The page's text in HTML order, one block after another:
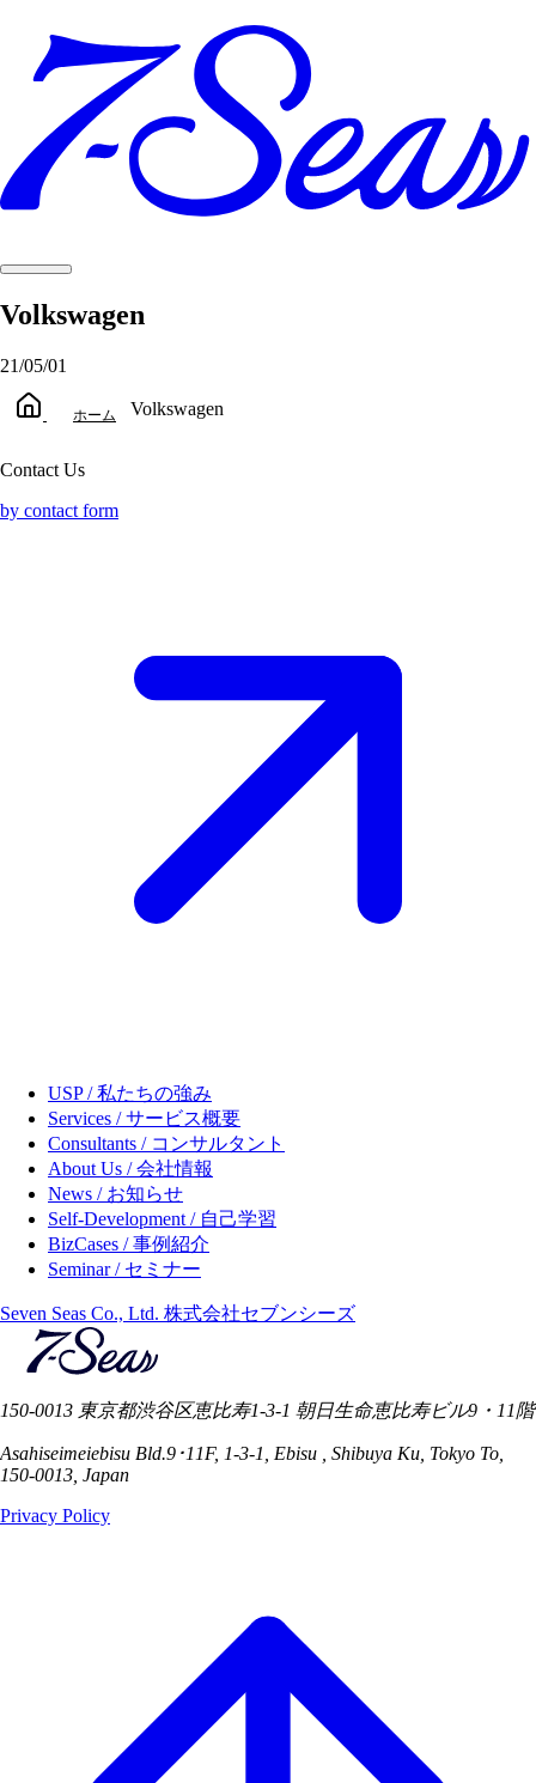
Volkswagen
21/05/01
ホーム Volkswagen
Contact Us
by contact form
USP / 私たちの強み
Services / サービス概要
Consultants / コンサルタント
About Us / 会社情報
News / お知らせ
Self-Development / 自己学習
BizCases / 事例紹介
Seminar / セミナー
Seven Seas Co., Ltd. 株式会社セブンシーズ
150-0013 東京都渋谷区恵比寿1-3-1 朝日生命恵比寿ビル9・11階
Asahiseimeiebisu Bld.9･11F, 1-3-1, Ebisu , Shibuya Ku, Tokyo To,
150-0013, Japan
Privacy Policy